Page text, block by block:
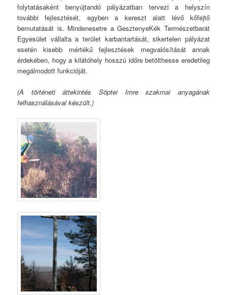
folytatásaként benyújtandó pályázatban tervezi a helyszín
további fejlesztését, egyben a kereszt alatt lévő kőfejtő
bemutatását is. Mindenesetre a GesztenyeKék Természetbarát
Egyesület vállalta a terület karbantartását, sikertelen pályázat
esetén kisebb mértékű fejlesztések megvalósítását annak
érdekében, hogy a kilátóhely hosszú időre betölthesse eredetileg
megálmodott funkcióját.
(A történeti áttekintés Söptei Imre szakmai anyagának
felhasználásával készült.)